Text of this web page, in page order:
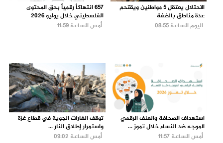
الاحتلال يعتقل 5 مواطنين ويقتحم
عدة مناطق بالضفة
اليوم الساعة 08:55
657 انتهاكاً رقمياً بحق المحتوى
الفلسطيني خلال يوليو 2026
أمس الساعة 11:59
استهداف الصحافة والعنف الرقمي
الموجه ضد النساء خلال تموز ...
أمس الساعة 11:57
توقف الغارات الجوية في قطاع غزة
واستمرار إطلاق النار ...
أمس الساعة 09:02